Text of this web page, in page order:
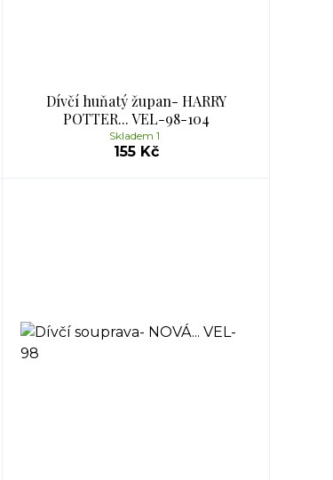
Dívčí huňatý župan- HARRY
POTTER... VEL-98-104
155 Kč
Skladem 1